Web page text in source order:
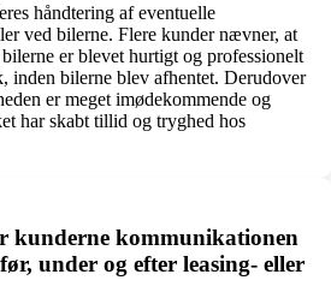
håndtering af eventuelle
ved bilerne. Flere kunder nævner, at
er blevet hurtigt og professionelt
inden bilerne blev afhentet. Derudover
er meget imødekommende og
har skabt tillid og tryghed hos
kunderne kommunikationen
under og efter leasing- eller